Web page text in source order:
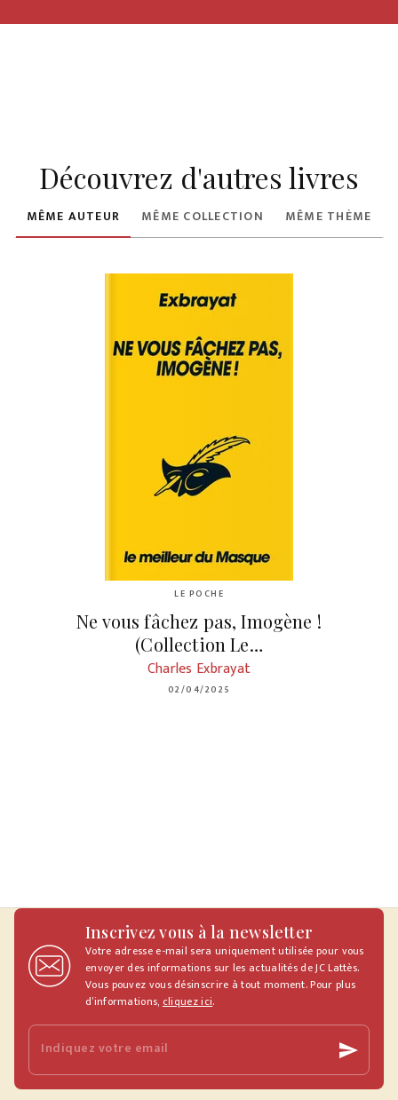
Découvrez d'autres livres
MÊME AUTEUR MÊME COLLECTION MÊME THÈME
LE POCHE
Ne vous fâchez pas, Imogène !
(Collection Le…
Charles Exbrayat
02/04/2025
Inscrivez vous à la newsletter
Votre adresse e-mail sera uniquement utilisée pour vous
envoyer des informations sur les actualités de JC Lattès.
Vous pouvez vous désinscrire à tout moment. Pour plus
d’informations, cliquez ici.
Indiquez votre email send